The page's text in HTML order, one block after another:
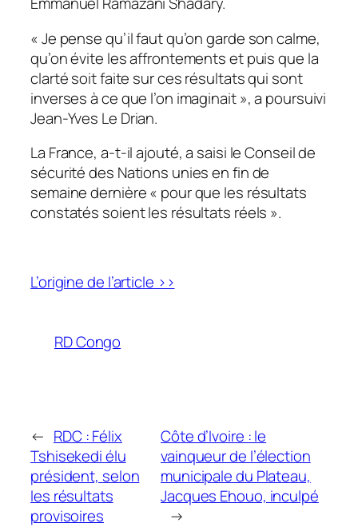
« Je pense qu’il faut qu’on garde son calme,
qu’on évite les affrontements et puis que la
clarté soit faite sur ces résultats qui sont
inverses à ce que l’on imaginait », a poursuivi
Jean-Yves Le Drian.
La France, a-t-il ajouté, a saisi le Conseil de
sécurité des Nations unies en fin de
semaine dernière « pour que les résultats
constatés soient les résultats réels ».
L’origine de l’article >>
RD Congo
← RDC : Félix
Tshisekedi élu
président, selon
les résultats
provisoires
Côte d’Ivoire : le
vainqueur de l’élection
municipale du Plateau,
Jacques Ehouo, inculpé
→